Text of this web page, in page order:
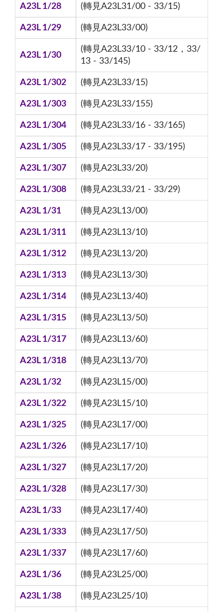
A23L 1/28 (轉見A23L31/00 - 33/15)
A23L 1/29 (轉見A23L33/00)
A23L 1/30
(轉見A23L33/10 - 33/12，33/
13 - 33/145)
A23L 1/302 (轉見A23L33/15)
A23L 1/303 (轉見A23L33/155)
A23L 1/304 (轉見A23L33/16 - 33/165)
A23L 1/305 (轉見A23L33/17 - 33/195)
A23L 1/307 (轉見A23L33/20)
A23L 1/308 (轉見A23L33/21 - 33/29)
A23L 1/31 (轉見A23L13/00)
A23L 1/311 (轉見A23L13/10)
A23L 1/312 (轉見A23L13/20)
A23L 1/313 (轉見A23L13/30)
A23L 1/314 (轉見A23L13/40)
A23L 1/315 (轉見A23L13/50)
A23L 1/317 (轉見A23L13/60)
A23L 1/318 (轉見A23L13/70)
A23L 1/32 (轉見A23L15/00)
A23L 1/322 (轉見A23L15/10)
A23L 1/325 (轉見A23L17/00)
A23L 1/326 (轉見A23L17/10)
A23L 1/327 (轉見A23L17/20)
A23L 1/328 (轉見A23L17/30)
A23L 1/33 (轉見A23L17/40)
A23L 1/333 (轉見A23L17/50)
A23L 1/337 (轉見A23L17/60)
A23L 1/36 (轉見A23L25/00)
A23L 1/38 (轉見A23L25/10)